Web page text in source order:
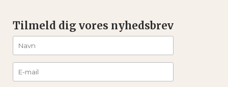
Tilmeld dig vores nyhedsbrev